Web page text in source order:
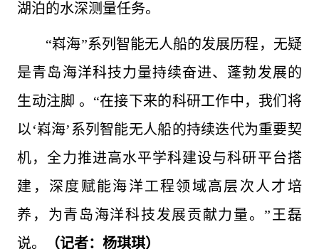
湖泊的水深测量任务。
“嵙海”系列智能无人船的发展历程，无疑
是青岛海洋科技力量持续奋进、蓬勃发展的
生动注脚 。“在接下来的科研工作中，我们将
以‘嵙海’系列智能无人船的持续迭代为重要契
机，全力推进高水平学科建设与科研平台搭
建，深度赋能海洋工程领域高层次人才培
养，为青岛海洋科技发展贡献力量。”王磊
说。
（记者：杨琪琪）